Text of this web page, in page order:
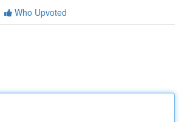
Who Upvoted